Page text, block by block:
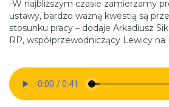
-W najbliższym czasie zamierzamy
ustawy, bardzo ważną kwestią są
stosunku pracy – dodaje Arkadiusz
RP, współprzewodniczący Lewicy na